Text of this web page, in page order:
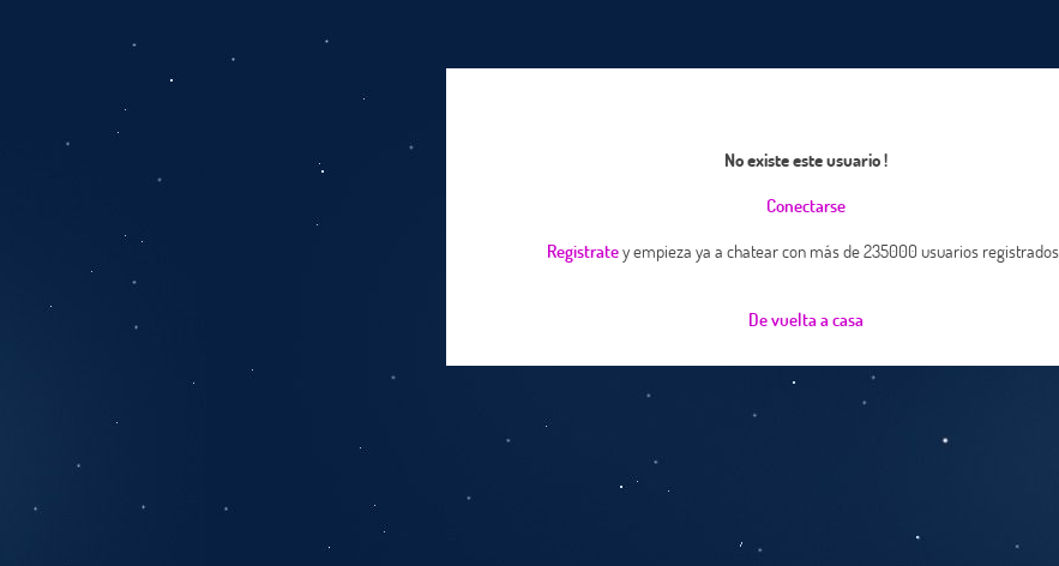
No existe este usuario !
Conectarse
Registratey empieza ya a chatear con más de 235000 usuarios
De vuelta a casa